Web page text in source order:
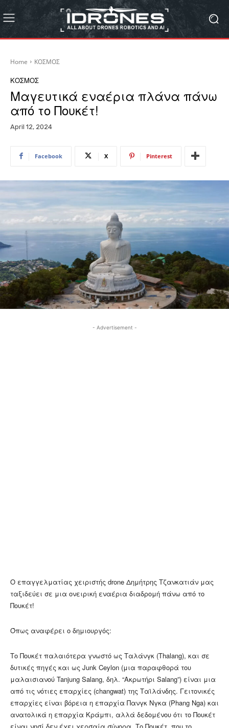
Home ΚΟΣΜΟΣ
ΚΟΣΜΟΣ
Μαγευτικά εναέρια πλάνα πάνω
από το Πουκέτ!
April 12, 2024
Facebook X Pinterest
- Advertisement -
Ο επαγγελματίας χειριστής drone Δημήτρης Τζανκατιάν μας
ταξιδεύει σε μια ονειρική εναέρια διαδρομή πάνω από το
Πουκέτ!
Όπως αναφέρει ο δημιουργός:
Το Πουκέτ παλαιότερα γνωστό ως Ταλάνγκ (Thalang), και σε
δυτικές πηγές και ως Junk Ceylon (μια παραφθορά του
μαλαισιανού Tanjung Salang, δηλ. “Ακρωτήρι Salang”) είναι μια
από τις νότιες επαρχίες (changwat) της Ταϊλάνδης. Γειτονικές
επαρχίες είναι βόρεια η επαρχία Πανγκ Νγκα (Phang Nga) και
ανατολικά η επαρχία Κράμπι, αλλά δεδομένου ότι το Πουκέτ